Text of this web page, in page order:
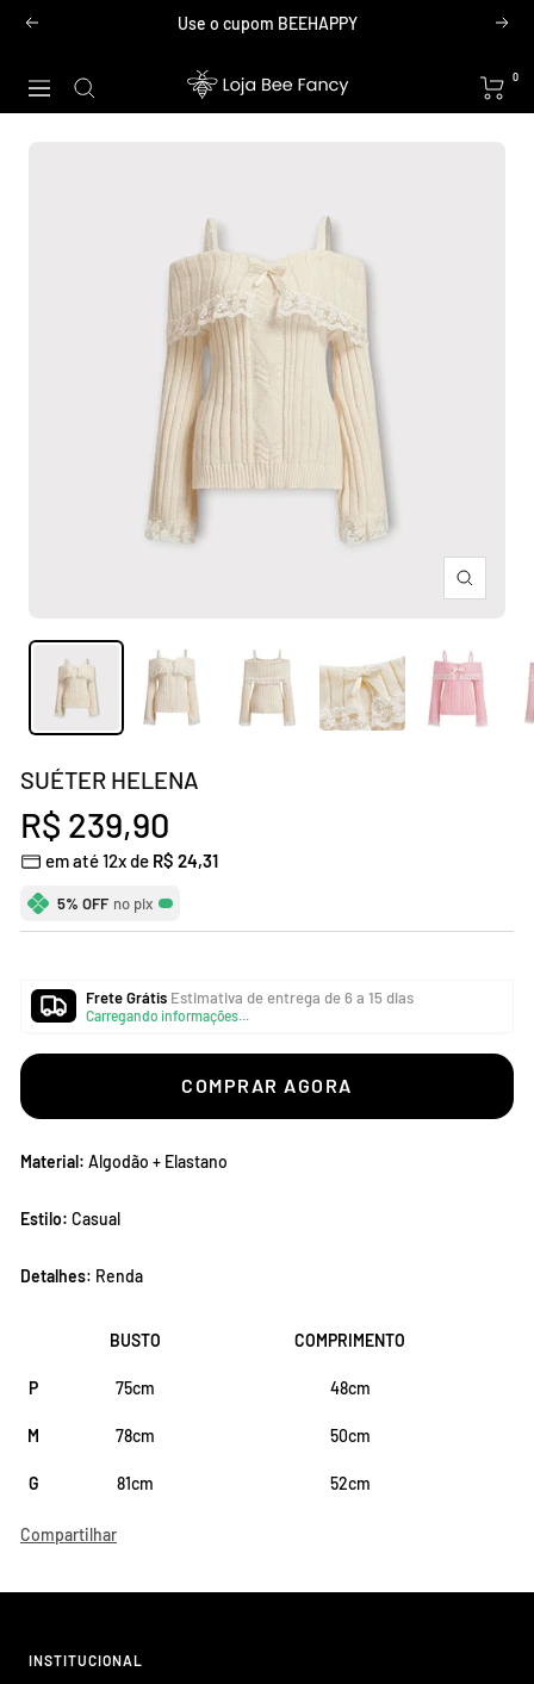
Pular
conteúdo
Anterior Use o cupom BEEHAPPY
Navegação
Loja
Bee
0
Zoom
SUÉTER HELENA
Preço
promocional
R$ 239,90
em até 12x de R$ 24,31
5% OFF no pix
Frete Grátis Estimativa de entrega de 6 a 15 dias
Carregando informações...
COMPRAR AGORA
Material: Algodão + Elastano
Estilo: Casual
Detalhes: Renda
BUSTO COMPRIMENTO
P 75cm 48cm
M 78cm 50cm
G 81cm 52cm
Compartilhar
INSTITUCIONAL